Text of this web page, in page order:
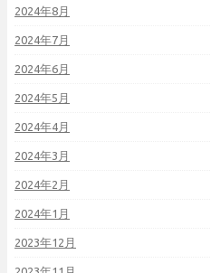
2024年8月
2024年7月
2024年6月
2024年5月
2024年4月
2024年3月
2024年2月
2024年1月
2023年12月